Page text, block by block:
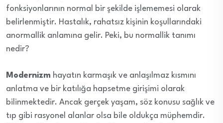
fonksiyonlarının normal bir şekilde işlememesi olarak
belirlenmiştir. Hastalık, rahatsız kişinin koşullarındaki
anormallik anlamına gelir. Peki, bu normallik tanımı
nedir?
Modernizm hayatın karmaşık ve anlaşılmaz kısmını
anlatma ve bir katılığa hapsetme girişimi olarak
bilinmektedir. Ancak gerçek yaşam, söz konusu sağlık ve
tıp gibi rasyonel alanlar olsa bile oldukça müphemdir.